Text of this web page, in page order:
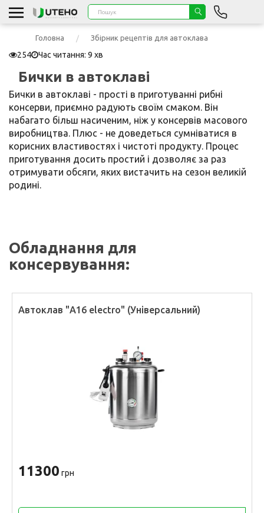
Головна Збірник рецептів для автоклава
254 Час читання: 9 хв
Бички в автоклаві
Бички в автоклаві - прості в приготуванні рибні
консерви, приємно радують своїм смаком. Він
набагато більш насиченим, ніж у консервів масового
виробництва. Плюс - не доведеться сумніватися в
корисних властивостях і чистоті продукту. Процес
приготування досить простий і дозволяє за раз
отримувати обсяги, яких вистачить на сезон великій
родині.
Обладнання для
консервування:
Автоклав "А16 electro" (Універсальний)
11300 грн